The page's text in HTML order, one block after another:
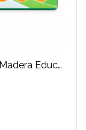
Tren Magnético De Números 0 Al 10 Madera Educativo